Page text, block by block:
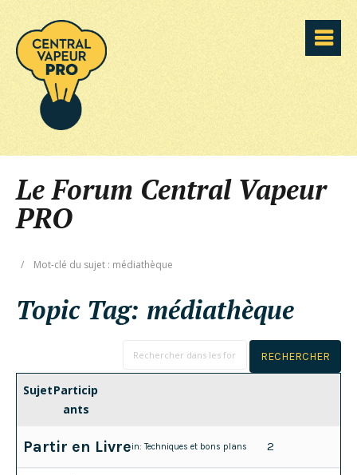
Le Forum Central Vapeur
PRO
/ Mot-clé du sujet : médiathèque
Topic Tag: médiathèque
SujetParticip
ants
Partir en Livrein:Techniques et bons plans 2